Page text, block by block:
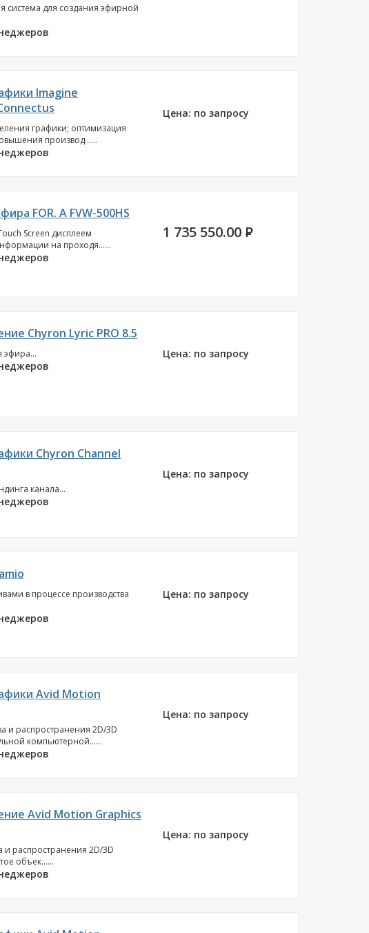
система для создания эфирной
Imagine
графики; оптимизация
производ......
Цена: по запросу
FOR. A FVW-500HS
Screen дисплеем
на проходя......
1 735 550.00 P
Chyron Lyric PRO 8.5
эфира... Цена: по запросу
Chyron Channel
канала...
Цена: по запросу
в процессе производства
Цена: по запросу
Avid Motion
и распространения 2D/3D
компьютерной......
Цена: по запросу
Avid Motion Graphics
и распространения 2D/3D
объек......
Цена: по запросу